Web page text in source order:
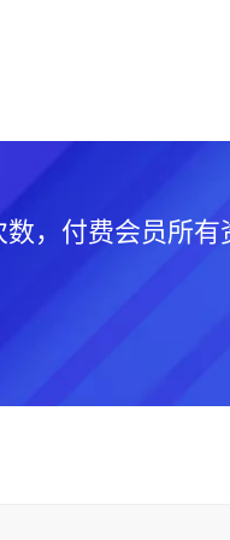
，付费会员所有